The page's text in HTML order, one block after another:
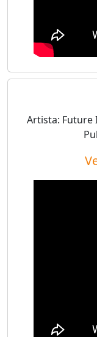
Artista: Future